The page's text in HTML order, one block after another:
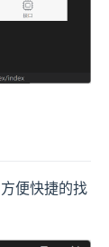
便快捷的找